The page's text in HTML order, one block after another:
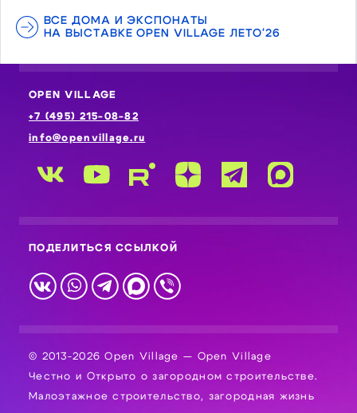
ВСЕ ДОМА И ЭКСПОНАТЫ
НА ВЫСТАВКЕ OPEN VILLAGE ЛЕТО'26
OPEN VILLAGE
+7 (495) 215-08-82
info@openvillage.ru
ПОДЕЛИТЬСЯ ССЫЛКОЙ
© 2013-2026 Open Village — Open Village
Честно и Открыто о загородном строительстве.
Малоэтажное строительство, загородная жизнь